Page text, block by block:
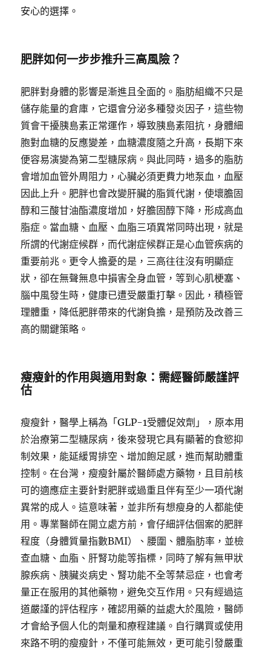
安心的選擇。
肥胖如何一步步推升三高風險？
肥胖對身體的影響是漸進且全面的。脂肪組織不只是
儲存能量的倉庫，它還會分泌多種發炎因子，這些物
質會干擾胰島素正常運作，導致胰島素阻抗，身體細
胞對血糖的反應變差，血糖濃度隨之升高，長期下來
便容易演變為第二型糖尿病。與此同時，過多的脂肪
會增加血管外周阻力，心臟必須更費力地泵血，血壓
因此上升。肥胖也會改變肝臟的脂質代謝，使壞膽固
醇和三酸甘油酯濃度增加，好膽固醇下降，形成高血
脂症。當血糖、血壓、血脂三項異常同時出現，就是
所謂的代謝症候群，而代謝症候群正是心血管疾病的
重要前兆。更令人擔憂的是，三高往往沒有明顯症
狀，卻在無聲無息中損害全身血管，等到心肌梗塞、
腦中風發生時，健康已遭受嚴重打擊。因此，積極管
理體重，降低肥胖帶來的代謝負擔，是預防及改善三
高的關鍵策略。
瘦瘦針的作用與適用對象：需經醫師嚴謹評
估
瘦瘦針，醫學上稱為「GLP-1受體促效劑」，原本用
於治療第二型糖尿病，後來發現它具有顯著的食慾抑
制效果，能延緩胃排空、增加飽足感，進而幫助體重
控制。在台灣，瘦瘦針屬於醫師處方藥物，且目前核
可的適應症主要針對肥胖或過重且伴有至少一項代謝
異常的成人。這意味著，並非所有想瘦身的人都能使
用。專業醫師在開立處方前，會仔細評估個案的肥胖
程度（身體質量指數BMI）、腰圍、體脂肪率，並檢
查血糖、血脂、肝腎功能等指標，同時了解有無甲狀
腺疾病、胰臟炎病史、腎功能不全等禁忌症，也會考
量正在服用的其他藥物，避免交互作用。只有經過這
道嚴謹的評估程序，確認用藥的益處大於風險，醫師
才會給予個人化的劑量和療程建議。自行購買或使用
來路不明的瘦瘦針，不僅可能無效，更可能引發嚴重